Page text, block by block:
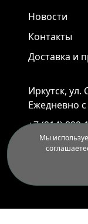
Новости
Контакты
Доставка и
Иркутск, ул.
Ежедневно
+7 (914) 899-
+7 (3952)
Мы